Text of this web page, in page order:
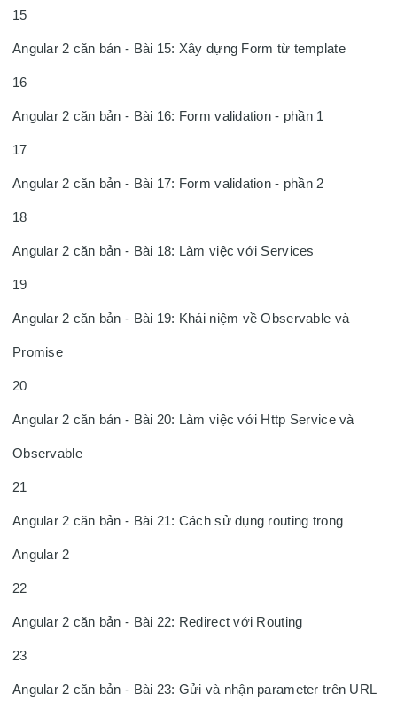
15
Angular 2 căn bản - Bài 15: Xây dựng Form từ template
16
Angular 2 căn bản - Bài 16: Form validation - phần 1
17
Angular 2 căn bản - Bài 17: Form validation - phần 2
18
Angular 2 căn bản - Bài 18: Làm việc với Services
19
Angular 2 căn bản - Bài 19: Khái niệm về Observable và
Promise
20
Angular 2 căn bản - Bài 20: Làm việc với Http Service và
Observable
21
Angular 2 căn bản - Bài 21: Cách sử dụng routing trong
Angular 2
22
Angular 2 căn bản - Bài 22: Redirect với Routing
23
Angular 2 căn bản - Bài 23: Gửi và nhận parameter trên URL